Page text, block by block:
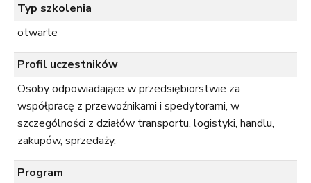
Typ szkolenia
otwarte
Profil uczestników
Osoby odpowiadające w przedsiębiorstwie za
współpracę z przewoźnikami i spedytorami, w
szczególności z działów transportu, logistyki, handlu,
zakupów, sprzedaży.
Program